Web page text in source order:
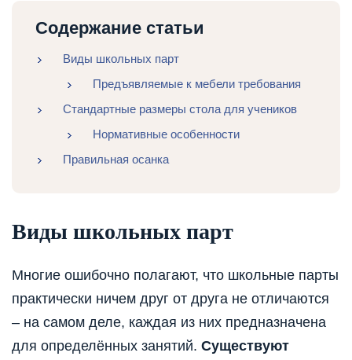
Содержание статьи
Виды школьных парт
Предъявляемые к мебели требования
Стандартные размеры стола для учеников
Нормативные особенности
Правильная осанка
Виды школьных парт
Многие ошибочно полагают, что школьные парты
практически ничем друг от друга не отличаются
– на самом деле, каждая из них предназначена
для определённых занятий. Существуют